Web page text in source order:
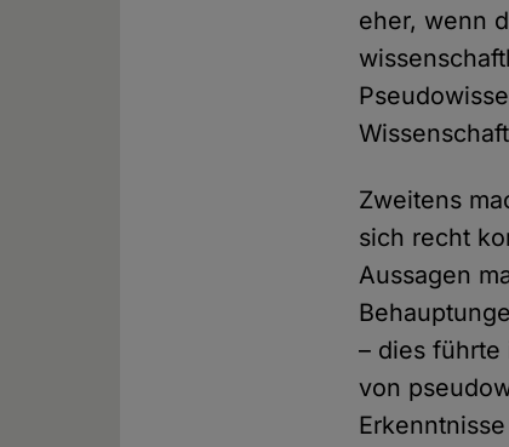
eher, wenn
Zweitens
sich recht
Aussagen
– dies
von